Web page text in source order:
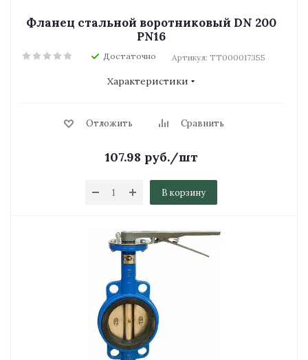
Фланец стальной воротниковый DN 200
PN16
Достаточно Артикул: ТТ000017355
Характеристики
Отложить Сравнить
107.98 руб./шт
В корзину